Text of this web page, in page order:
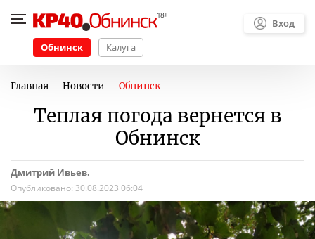
Обнинск Калуга
Вход
Главная Новости Обнинск
Теплая погода вернется в
Обнинск
Дмитрий Ивьев.
Опубликовано: 30.08.2023 06:04